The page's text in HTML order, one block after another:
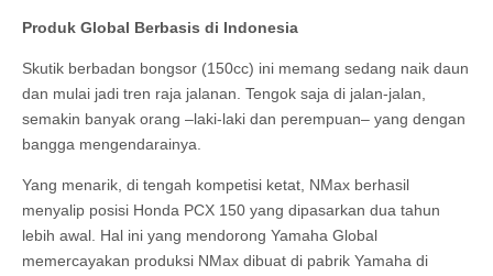
Produk Global Berbasis di Indonesia
Skutik berbadan bongsor (150cc) ini memang sedang naik daun
dan mulai jadi tren raja jalanan. Tengok saja di jalan-jalan,
semakin banyak orang –laki-laki dan perempuan– yang dengan
bangga mengendarainya.
Yang menarik, di tengah kompetisi ketat, NMax berhasil
menyalip posisi Honda PCX 150 yang dipasarkan dua tahun
lebih awal. Hal ini yang mendorong Yamaha Global
memercayakan produksi NMax dibuat di pabrik Yamaha di